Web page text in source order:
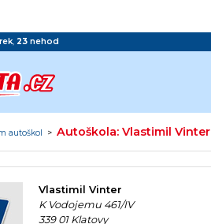
,23 nehod
autoškol >Autoškola: Vlastimil Vinter
Vlastimil Vinter
K Vodojemu 461/IV
339 01 Klatovy